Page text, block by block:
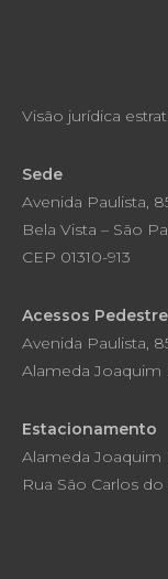
Visão jurídica
Sede
Avenida Paulista,
Bela Vista – São
CEP 01310-913
Acessos
Avenida Paulista,
Alameda Joaquim
Estacionamento
Alameda Joaquim
Rua São Carlos do